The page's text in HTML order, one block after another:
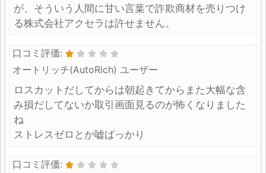
が、そういう人間に甘い言葉で詐欺商材を売りつけ
る株式会社アクセラは許せません。
口コミ評価:
オートリッチ(AutoRich) ユーザー
ロスカットだしてからは朝起きてからまた大幅な含
み損だしてないか取引画面見るのが怖くなりました
ね
ストレスゼロとか嘘ばっかり
口コミ評価: